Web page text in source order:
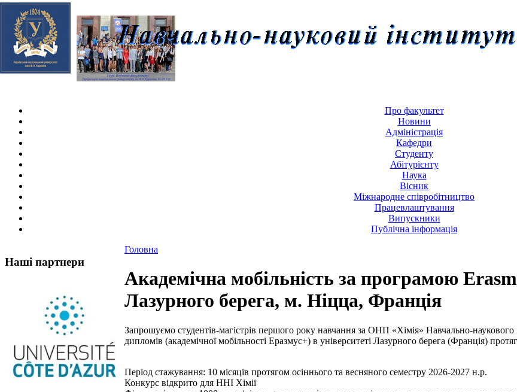
Skip navigation
Про факультет
Новини
Адміністрація
Кафедри
Студенту
Абітурієнту
Наука
Вісник
Міжнародне співробітництво
Працевлаштування
Випускники
Публічна інформація
Наші партнери
Головна
Академічна мобільність за програмою
Лазурного берега, м. Ніцца, Франція
Запрошуємо студентів-магістрів першого року навчання за ОНП «Хімія» Навчально-наукового
дипломів (академічної мобільності Еразмус+) в університеті Лазурного берега (Франція)
Період стажування: 10 місяців протягом осіннього та весняного семестру 2026-2027 н.р.
Конкурс відкрито для ННІ Хімії